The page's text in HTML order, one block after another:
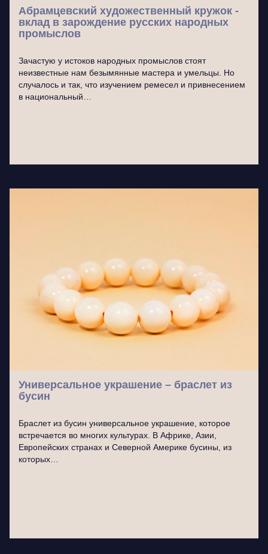
Абрамцевский художественный кружок -
вклад в зарождение русских народных
промыслов
Зачастую у истоков народных промыслов стоят
неизвестные нам безымянные мастера и умельцы. Но
случалось и так, что изучением ремесел и привнесением
в национальный…
Универсальное украшение – браслет из
бусин
Браслет из бусин универсальное украшение, которое
встречается во многих культурах. В Африке, Азии,
Европейских странах и Северной Америке бусины, из
которых…